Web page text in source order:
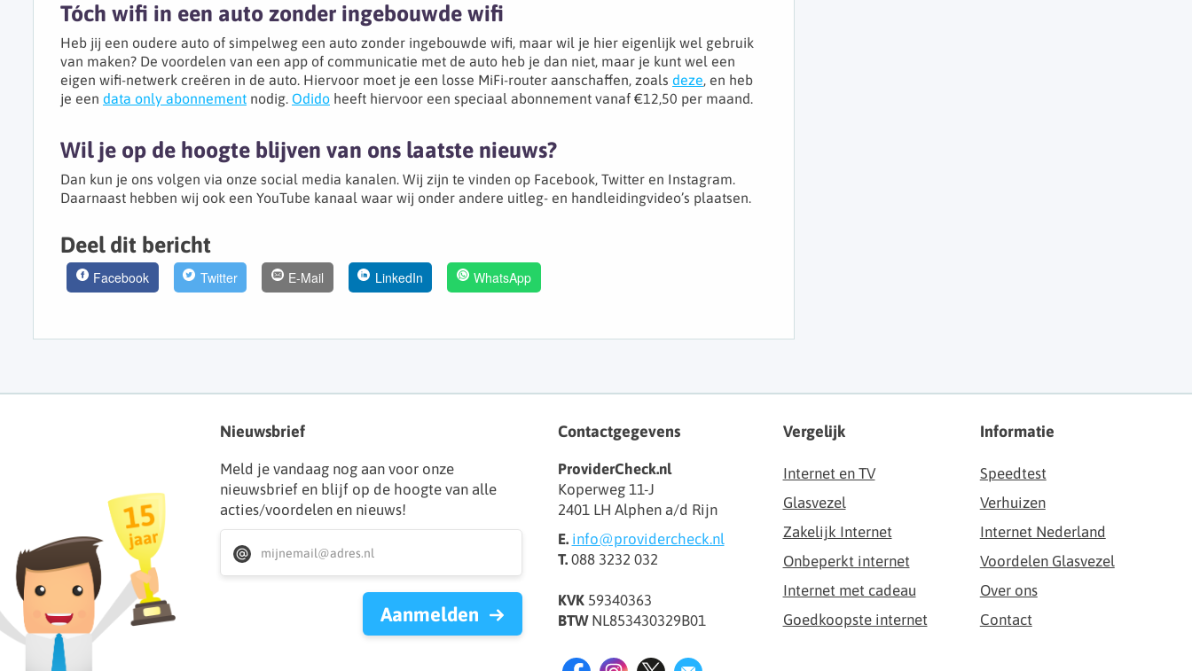
Tóch wifi in een auto zonder ingebouwde wifi
Heb jij een oudere auto of simpelweg een auto zonder ingebouwde wifi, maar wil je hier eigenlijk wel gebruik
van maken? De voordelen van een app of communicatie met de auto heb je dan niet, maar je kunt wel een
eigen wifi-netwerk creëren in de auto. Hiervoor moet je een losse MiFi-router aanschaffen, zoals deze, en heb
je een data only abonnement nodig. Odido heeft hiervoor een speciaal abonnement vanaf €12,50 per maand.
Wil je op de hoogte blijven van ons laatste nieuws?
Dan kun je ons volgen via onze social media kanalen. Wij zijn te vinden op Facebook, Twitter en Instagram.
Daarnaast hebben wij ook een YouTube kanaal waar wij onder andere uitleg- en handleidingvideo’s plaatsen.
Deel dit bericht
Facebook Twitter E-Mail LinkedIn WhatsApp
Nieuwsbrief
Meld je vandaag nog aan voor onze
nieuwsbrief en blijf op de hoogte van alle
acties/voordelen en nieuws!
Aanmelden
Contactgegevens
ProviderCheck.nl
Koperweg 11-J
2401 LH Alphen a/d Rijn
E. info@providercheck.nl
T.088 3232 032
KVK59340363
BTWNL853430329B01
Vergelijk
Internet en TV
Glasvezel
Zakelijk Internet
Onbeperkt internet
Internet met cadeau
Goedkoopste internet
Informatie
Speedtest
Verhuizen
Internet Nederland
Voordelen Glasvezel
Over ons
Contact